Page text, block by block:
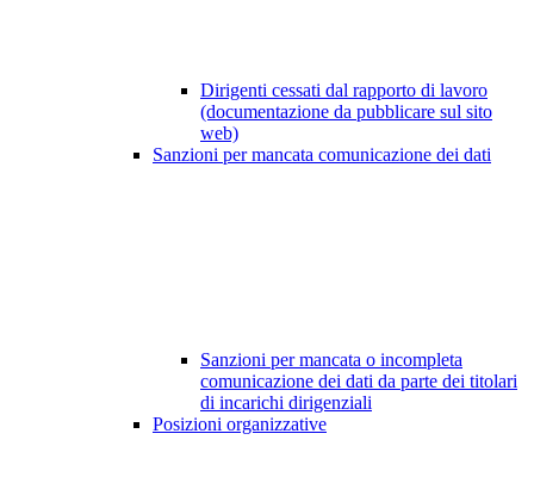
Dirigenti cessati dal rapporto di lavoro
(documentazione da pubblicare sul sito
web)
Sanzioni per mancata comunicazione dei dati
Sanzioni per mancata o incompleta
comunicazione dei dati da parte dei titolari
di incarichi dirigenziali
Posizioni organizzative